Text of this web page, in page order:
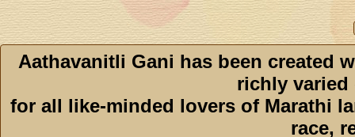
Aathavanitli Gani has been created
richly varied
for all like-minded lovers of Marathi
race,